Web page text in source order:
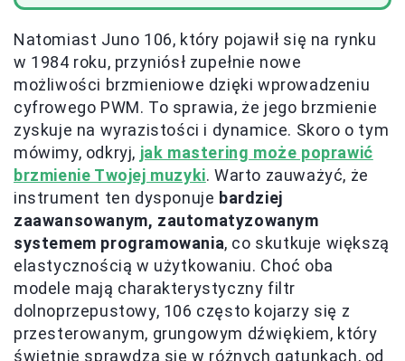
Natomiast Juno 106, który pojawił się na rynku
w 1984 roku, przyniósł zupełnie nowe
możliwości brzmieniowe dzięki wprowadzeniu
cyfrowego PWM. To sprawia, że jego brzmienie
zyskuje na wyrazistości i dynamice. Skoro o tym
mówimy, odkryj, jak mastering może poprawić
brzmienie Twojej muzyki. Warto zauważyć, że
instrument ten dysponuje bardziej
zaawansowanym, zautomatyzowanym
systemem programowania, co skutkuje większą
elastycznością w użytkowaniu. Choć oba
modele mają charakterystyczny filtr
dolnoprzepustowy, 106 często kojarzy się z
przesterowanym, grungowym dźwiękiem, który
świetnie sprawdza się w różnych gatunkach, od